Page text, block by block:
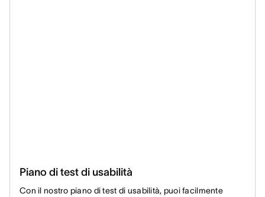
Piano di test di usabilità
Con il nostro piano di test di usabilità, puoi facilmente